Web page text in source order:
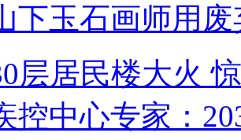
下玉石画师用
层居民楼大火
控中心专家：